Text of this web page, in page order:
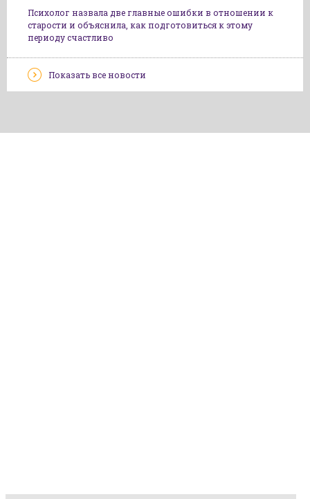
Психолог назвала две главные ошибки в отношении к
старости и объяснила, как подготовиться к этому
периоду счастливо
Показать все новости